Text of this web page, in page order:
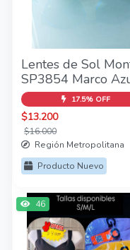
Lentes de Sol
SP3854 Marco
17.5% OFF
$13.200
$16.000
Región Metropolitana
Producto Nuevo
46